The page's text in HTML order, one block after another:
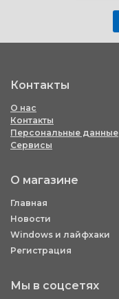
Контакты
О нас
Контакты
Персональные данные
Сервисы
О магазине
Главная
Новости
Windows и лайфхаки
Регистрация
Мы в соцсетях